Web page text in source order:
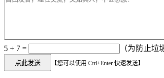
5 + 7 = （为防止
【您可以使用 Ctrl+Enter 快速发送】